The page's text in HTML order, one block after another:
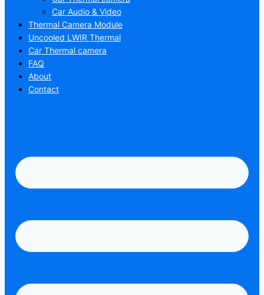
Car Audio & Video
Thermal Camera Module
Uncooled LWIR Thermal
Car Thermal camera
FAQ
About
Contact